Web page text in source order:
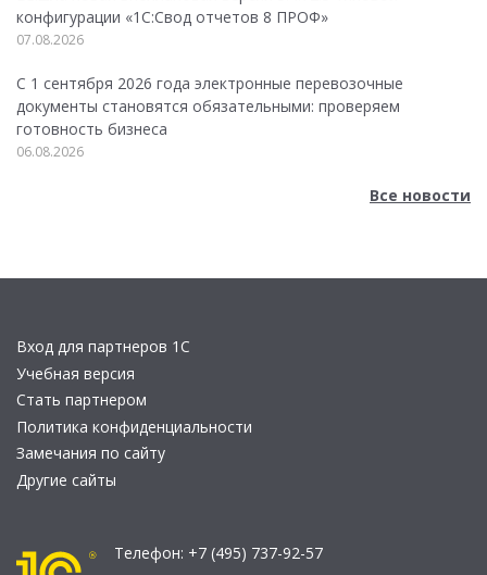
конфигурации «1C:Свод отчетов 8 ПРОФ»
07.08.2026
С 1 сентября 2026 года электронные перевозочные
документы становятся обязательными: проверяем
готовность бизнеса
06.08.2026
Все новости
Вход для партнеров 1С
Учебная версия
Стать партнером
Политика конфиденциальности
Замечания по сайту
Другие сайты
Телефон: +7 (495) 737-92-57